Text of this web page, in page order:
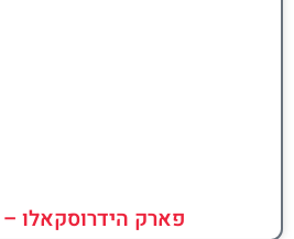
פארק הידרוסקאלו – Idroscalo